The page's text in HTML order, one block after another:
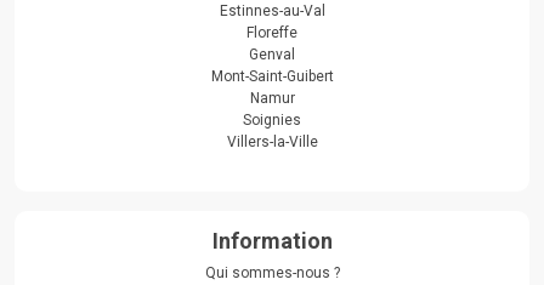
Estinnes-au-Val
Floreffe
Genval
Mont-Saint-Guibert
Namur
Soignies
Villers-la-Ville
Information
Qui sommes-nous ?